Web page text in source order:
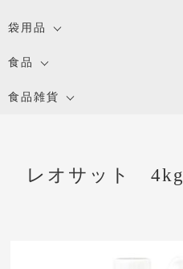
レオサット 4kg
袋用品
食品
食品雑貨